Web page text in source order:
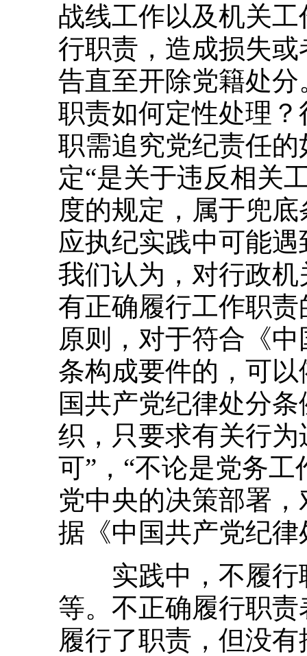
战线工作以及机关
行职责，造成损失
告直至开除党籍处
职责如何定性处理
职需追究党纪责任
定“是关于违反相关
度的规定，属于兜
应执纪实践中可能
我们认为，对行政
有正确履行工作职责
原则，对于符合《
条构成要件的，可
国共产党纪律处分
织，只要求有关行
可”，“不论是党务
党中央的决策部署
据《中国共产党纪
实践中，不履行
等。不正确履行职
履行了职责，但没